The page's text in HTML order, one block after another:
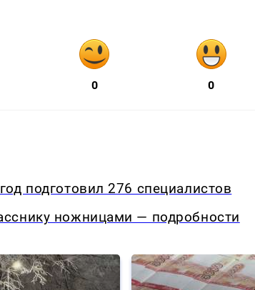
0 0
подготовил 276 специалистов
ножницами — подробности